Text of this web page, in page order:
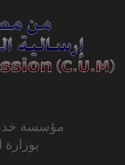
مؤسسة